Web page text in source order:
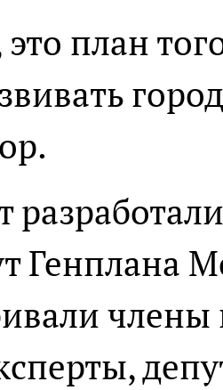
это план
Генплана
члены